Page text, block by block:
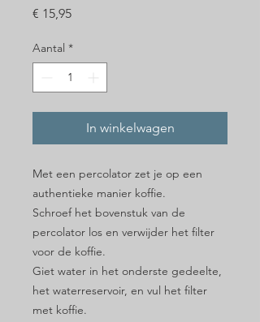
€ 15,95Prijs
Aantal *
In winkelwagen
Met een percolator zet je op een
authentieke manier koffie.
Schroef het bovenstuk van de
percolator los en verwijder het filter
voor de koffie.
Giet water in het onderste gedeelte,
het waterreservoir, en vul het filter
met koffie.